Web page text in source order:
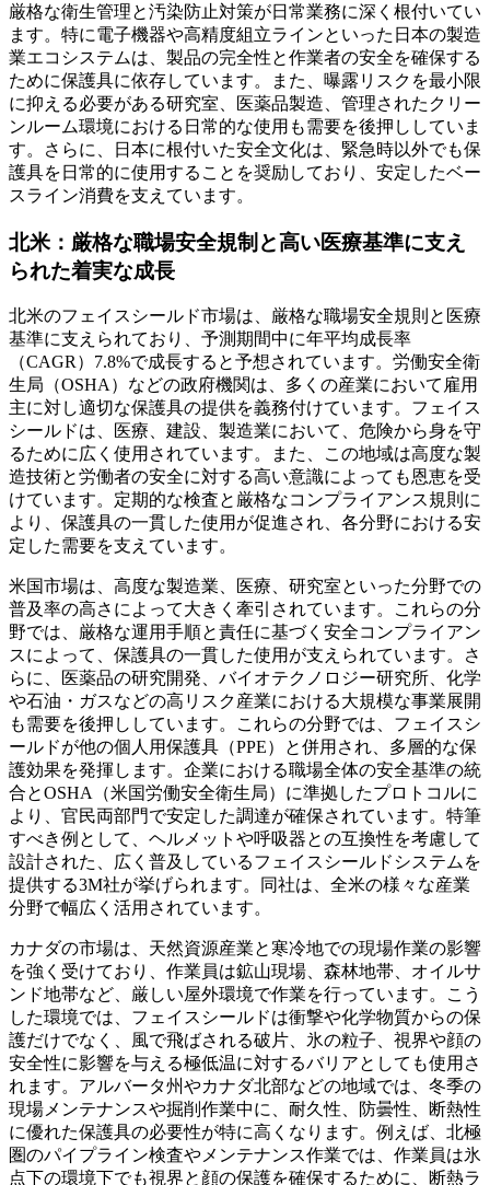
厳格な衛生管理と汚染防止対策が日常業務に深く根付いてい
ます。特に電子機器や高精度組立ラインといった日本の製造
業エコシステムは、製品の完全性と作業者の安全を確保する
ために保護具に依存しています。また、曝露リスクを最小限
に抑える必要がある研究室、医薬品製造、管理されたクリー
ンルーム環境における日常的な使用も需要を後押ししていま
す。さらに、日本に根付いた安全文化は、緊急時以外でも保
護具を日常的に使用することを奨励しており、安定したベー
スライン消費を支えています。
北米：厳格な職場安全規制と高い医療基準に支え
られた着実な成長
北米のフェイスシールド市場は、厳格な職場安全規則と医療
基準に支えられており、予測期間中に年平均成長率
（CAGR）7.8%で成長すると予想されています。労働安全衛
生局（OSHA）などの政府機関は、多くの産業において雇用
主に対し適切な保護具の提供を義務付けています。フェイス
シールドは、医療、建設、製造業において、危険から身を守
るために広く使用されています。また、この地域は高度な製
造技術と労働者の安全に対する高い意識によっても恩恵を受
けています。定期的な検査と厳格なコンプライアンス規則に
より、保護具の一貫した使用が促進され、各分野における安
定した需要を支えています。
米国市場は、高度な製造業、医療、研究室といった分野での
普及率の高さによって大きく牽引されています。これらの分
野では、厳格な運用手順と責任に基づく安全コンプライアン
スによって、保護具の一貫した使用が支えられています。さ
らに、医薬品の研究開発、バイオテクノロジー研究所、化学
や石油・ガスなどの高リスク産業における大規模な事業展開
も需要を後押ししています。これらの分野では、フェイスシ
ールドが他の個人用保護具（PPE）と併用され、多層的な保
護効果を発揮します。企業における職場全体の安全基準の統
合とOSHA（米国労働安全衛生局）に準拠したプロトコルに
より、官民両部門で安定した調達が確保されています。特筆
すべき例として、ヘルメットや呼吸器との互換性を考慮して
設計された、広く普及しているフェイスシールドシステムを
提供する3M社が挙げられます。同社は、全米の様々な産業
分野で幅広く活用されています。
カナダの市場は、天然資源産業と寒冷地での現場作業の影響
を強く受けており、作業員は鉱山現場、森林地帯、オイルサ
ンド地帯など、厳しい屋外環境で作業を行っています。こう
した環境では、フェイスシールドは衝撃や化学物質からの保
護だけでなく、風で飛ばされる破片、氷の粒子、視界や顔の
安全性に影響を与える極低温に対するバリアとしても使用さ
れます。アルバータ州やカナダ北部などの地域では、冬季の
現場メンテナンスや掘削作業中に、耐久性、防曇性、断熱性
に優れた保護具の必要性が特に高くなります。例えば、北極
圏のパイプライン検査やメンテナンス作業では、作業員は氷
点下の環境下でも視界と顔の保護を確保するために、断熱ラ